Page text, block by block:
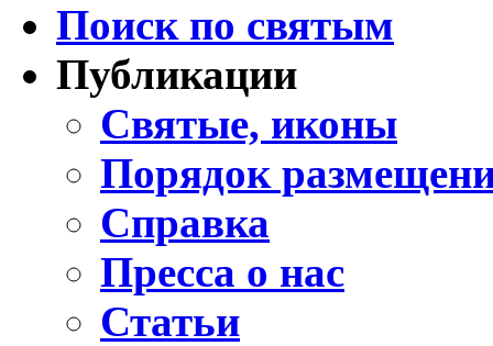
Поиск по святым
Публикации
Святые, иконы
Порядок
Справка
Пресса о нас
Статьи